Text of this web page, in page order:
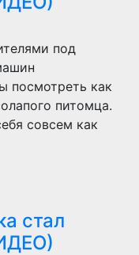
под
посмотреть как
питомца.
совсем как
стал